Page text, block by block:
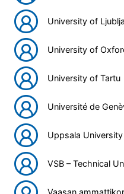
University of
University of
University of Tartu
Université de
Uppsala University
VSB – Technical
Vaasan